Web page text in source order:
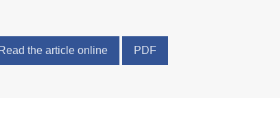
Read the article online PDF